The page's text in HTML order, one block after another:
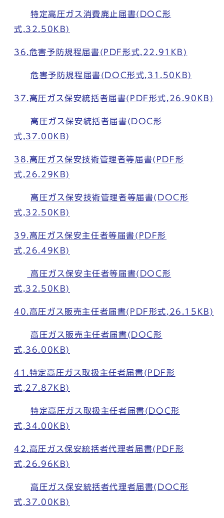
特定高圧ガス消費廃止届書(DOC形
式,32.50KB)
36.危害予防規程届書(PDF形式,22.91KB)
危害予防規程届書(DOC形式,31.50KB)
37.高圧ガス保安統括者届書(PDF形式,26.90KB)
高圧ガス保安統括者届書(DOC形
式,37.00KB)
38.高圧ガス保安技術管理者等届書(PDF形
式,26.29KB)
高圧ガス保安技術管理者等届書(DOC形
式,32.50KB)
39.高圧ガス保安主任者等届書(PDF形
式,26.49KB)
高圧ガス保安主任者等届書(DOC形
式,32.50KB)
40.高圧ガス販売主任者届書(PDF形式,26.15KB)
高圧ガス販売主任者届書(DOC形
式,36.00KB)
41.特定高圧ガス取扱主任者届書(PDF形
式,27.87KB)
特定高圧ガス取扱主任者届書(DOC形
式,34.00KB)
42.高圧ガス保安統括者代理者届書(PDF形
式,26.96KB)
高圧ガス保安統括者代理者届書(DOC形
式,37.00KB)